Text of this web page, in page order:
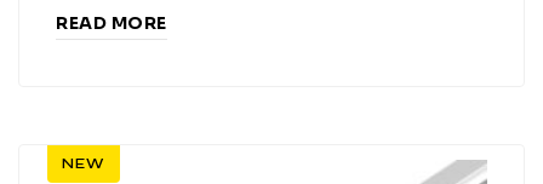
READ MORE
NEW